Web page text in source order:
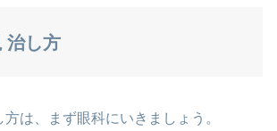
治し方
は、まず眼科にいきましょう。